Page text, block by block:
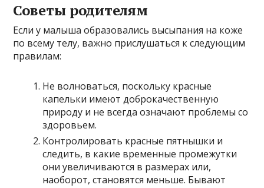
Советы родителям
Если у малыша образовались высыпания на коже
по всему телу, важно прислушаться к следующим
правилам:
Не волноваться, поскольку красные
капельки имеют доброкачественную
природу и не всегда означают проблемы со
здоровьем.
Контролировать красные пятнышки и
следить, в какие временные промежутки
они увеличиваются в размерах или,
наоборот, становятся меньше. Бывают